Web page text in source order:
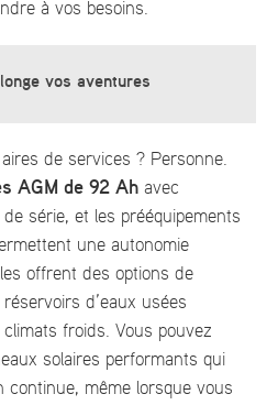
à vos besoins.
vos aventures
de services ? Personne.
AGM de 92 Ah avec
série, et les prééquipements
une autonomie
offrent des options de
d’eaux usées
froids. Vous pouvez
solaires performants qui
continue, même lorsque vous